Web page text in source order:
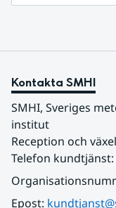
Kontakta SMHI
SMHI, Sveriges
institut
Reception och
Telefon kundtjänst:
Epost: